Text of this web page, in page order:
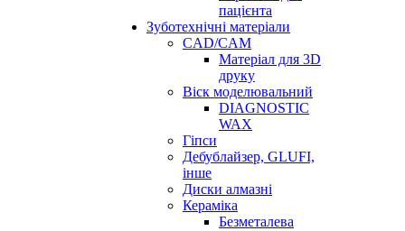
пацієнта
Зуботехнічні матеріали
CAD/CAM
Матеріал для 3D
друку
Віск моделювальний
DIAGNOSTIC
WAX
Гіпси
Дебублайзер, GLUFI,
інше
Диски алмазні
Кераміка
Безметалева